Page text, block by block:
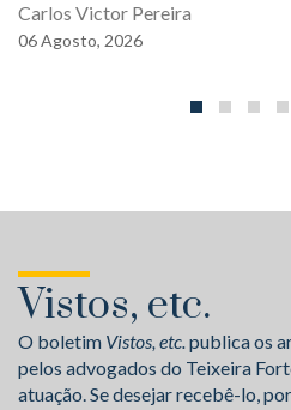
Carlos Victor Pereira
06Agosto, 2026
Vistos, etc.
O boletim Vistos, etc.publica os
pelos advogados do Teixeira
atuação. Se desejar recebê-lo,